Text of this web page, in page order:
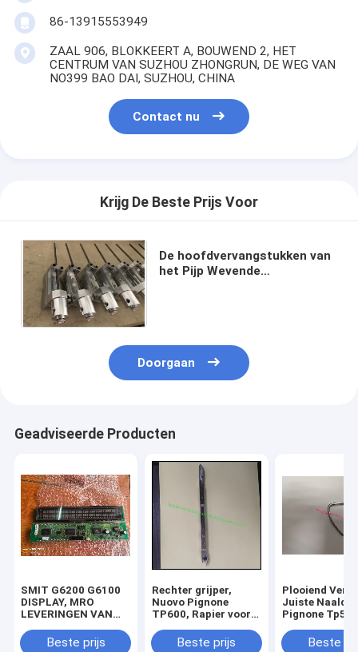
86-13915553949
ZAAL 906, BLOKKEERT A, BOUWEND 2, HET
CENTRUM VAN SUZHOU ZHONGRUN, DE WEG VAN
NO399 BAO DAI, SUZHOU, CHINA
Contact nu
Krijg De Beste Prijs Voor
De hoofdvervangstukken van
het Pijp Wevende
Doorgaan
Geadviseerde Producten
SMIT G6200 G6100
DISPLAY, MRO
LEVERINGEN VAN
ChinaBeste prijs
Rechter grijper,
Nuovo Pignone
TP600, Rapier voor
Loom Machine
Beste prijs
Plooiend
Juiste Naald,
Pignone
Weven van de
Beste